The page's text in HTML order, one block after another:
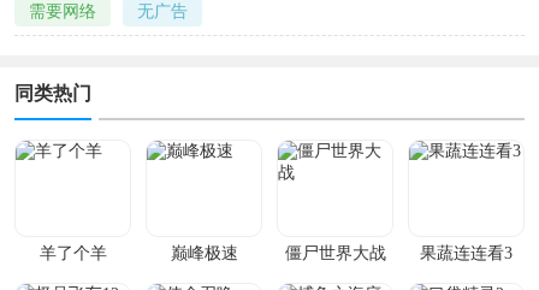
需要网络 无广告
同类热门
羊了个羊 巅峰极速 僵尸世界大战 果蔬连连看3